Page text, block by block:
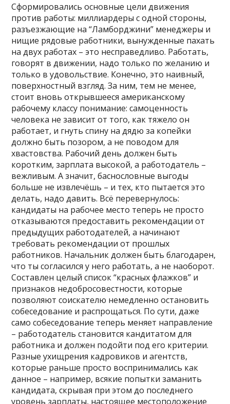
Сформировались основные цели движения
против работы: миллиардеры с одной стороны,
разъезжающие на “Ламборджини” менеджеры и
нищие рядовые работники, вынужденные пахать
на двух работах – это несправедливо. Работать,
говорят в движении, надо только по желанию и
только в удовольствие. Конечно, это наивный,
поверхностный взгляд. За ним, тем не менее,
стоит вновь открывшееся американскому
рабочему классу понимание: самоценность
человека не зависит от того, как тяжело он
работает, и гнуть спину на дядю за копейки
должно быть позором, а не поводом для
хвастовства. Рабочий день должен быть
коротким, зарплата высокой, а работодатель –
вежливым. А значит, баснословные выгоды
больше не извлечёшь – и тех, кто пытается это
делать, надо давить. Всё перевернулось:
кандидаты на рабочее место теперь не просто
отказываются предоставить рекомендации от
предыдущих работодателей, а начинают
требовать рекомендации от прошлых
работников. Начальник должен быть благодарен,
что ты согласился у него работать, а не наоборот.
Составлен целый список “красных флажков” и
признаков недобросовестности, которые
позволяют соискателю немедленно остановить
собеседование и распрощаться. По сути, даже
само собеседование теперь меняет направление
– работодатель становится кандитатом для
работника и должен подойти под его критерии.
Разные ухищрения кадровиков и агентств,
которые раньше просто воспринимались как
данное – например, всякие попытки заманить
кандидата, скрывая при этом до последнего
уровень зарплаты, настоящее местоположение